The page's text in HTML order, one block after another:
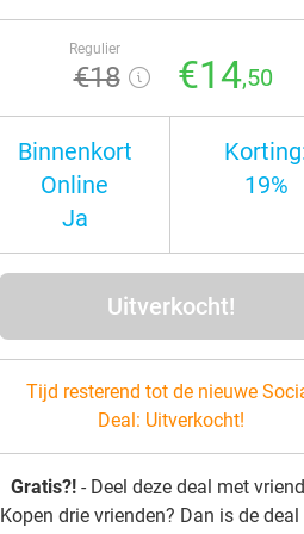
Regulier
€18 €14,50
Binnenkort
Online
Ja
19%
Uitverkocht!
Tijd resterend tot de nieuwe
Deal: Uitverkocht!
Gratis?! - Deel deze deal met
Kopen drie vrienden? Dan is de